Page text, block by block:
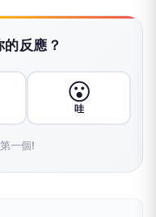
反應？
😮
哇
一個!